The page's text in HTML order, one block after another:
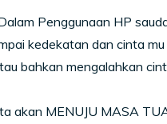
Penggunaan HP
kedekatan dan cinta
bahkan mengalahkan
akan MENUJU MASA